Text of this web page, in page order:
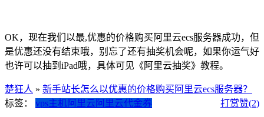
OK，现在我们以最,优惠的价格购买阿里云ecs服务器成功，但
是优惠还没有结束哦，别忘了还有抽奖机会呢，如果你运气好
也许可以抽到iPad哦，具体可见《阿里云抽奖》教程。
楚狂人 » 新手站长怎么以优惠的价格购买阿里云ecs服务器？
打赏赞(2)
标签： vps主机阿里云 阿里云代金券